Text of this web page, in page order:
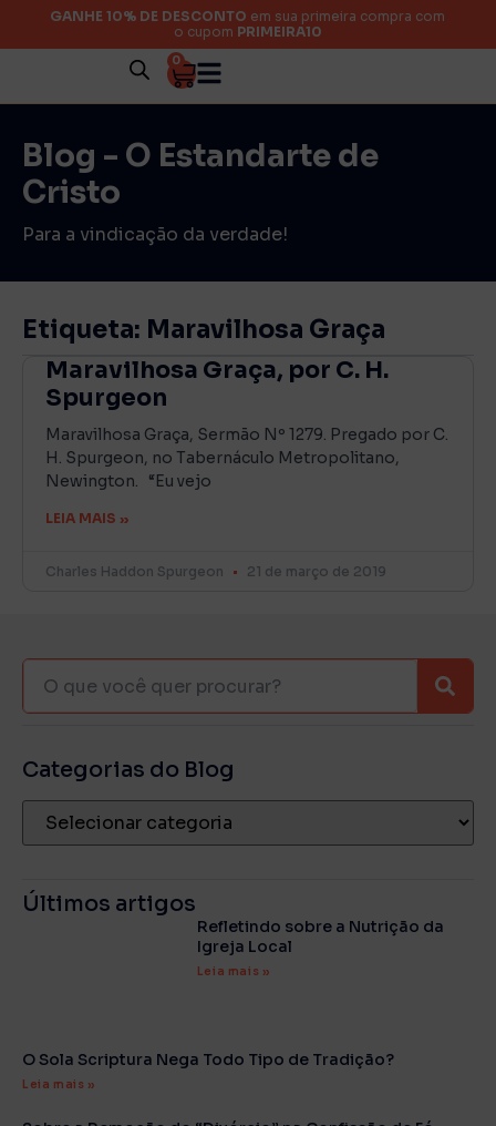
GANHE 10% DE DESCONTO em sua primeira compra com
o cupom PRIMEIRA10
0
Blog - O Estandarte de
Cristo
Para a vindicação da verdade!
Etiqueta: Maravilhosa Graça
Maravilhosa Graça, por C. H.
Spurgeon
Maravilhosa Graça, Sermão Nº 1279. Pregado por C.
H. Spurgeon, no Tabernáculo Metropolitano,
Newington. “Eu vejo
LEIA MAIS »
Charles Haddon Spurgeon 21 de março de 2019
Categorias do Blog
Últimos artigos
Refletindo sobre a Nutrição da
Igreja Local
Leia mais »
O Sola Scriptura Nega Todo Tipo de Tradição?
Leia mais »